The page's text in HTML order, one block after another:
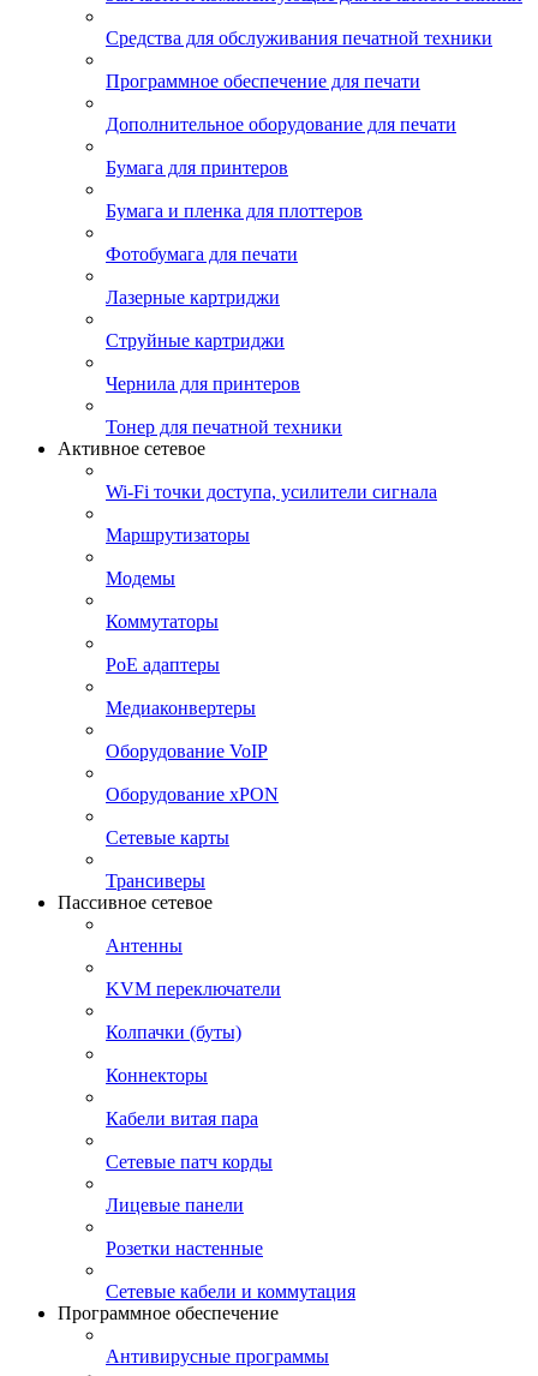
Средства для обслуживания печатной техники
Программное обеспечение для печати
Дополнительное оборудование для печати
Бумага для принтеров
Бумага и пленка для плоттеров
Фотобумага для печати
Лазерные картриджи
Струйные картриджи
Чернила для принтеров
Тонер для печатной техники
Активное сетевое
Wi-Fi точки доступа, усилители сигнала
Маршрутизаторы
Модемы
Коммутаторы
PoE адаптеры
Медиаконвертеры
Оборудование VoIP
Оборудование xPON
Сетевые карты
Трансиверы
Пассивное сетевое
Антенны
KVM переключатели
Колпачки (буты)
Коннекторы
Кабели витая пара
Сетевые патч корды
Лицевые панели
Розетки настенные
Сетевые кабели и коммутация
Программное обеспечение
Антивирусные программы